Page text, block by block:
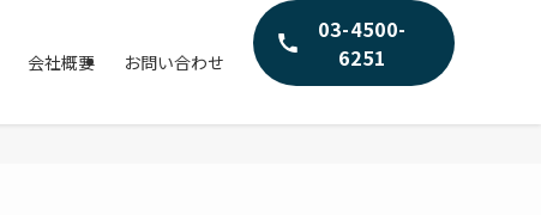
会社概要 お問い合わせ
03-4500-
6251